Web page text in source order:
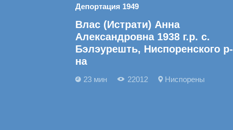
Депортация 1949
Влас (Истрати) Анна
Александровна 1938 г.р. с.
Бэлэурешть, Ниспоренского р-
на
23 мин 22012 Ниспорены